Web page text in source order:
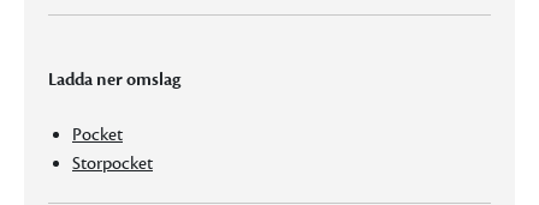
Ladda ner omslag
Pocket
Storpocket